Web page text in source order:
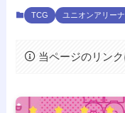
TCG ユニオンアリーナ
当ページのリン